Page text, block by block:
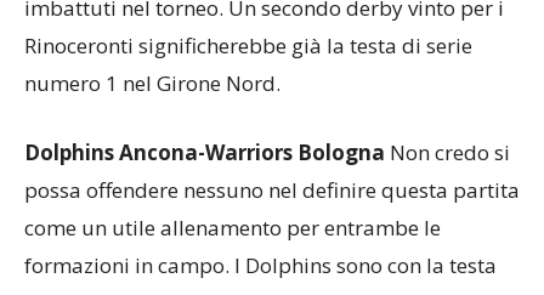
season, poi tutto ricomincerebbe daccapo. I Rhinos
cercano invece di mantenere il loro status di
imbattuti nel torneo. Un secondo derby vinto per i
numero 1 nel Girone Nord.
Dolphins Ancona-Warriors BolognaNon credo si
possa offendere nessuno nel definire questa partita